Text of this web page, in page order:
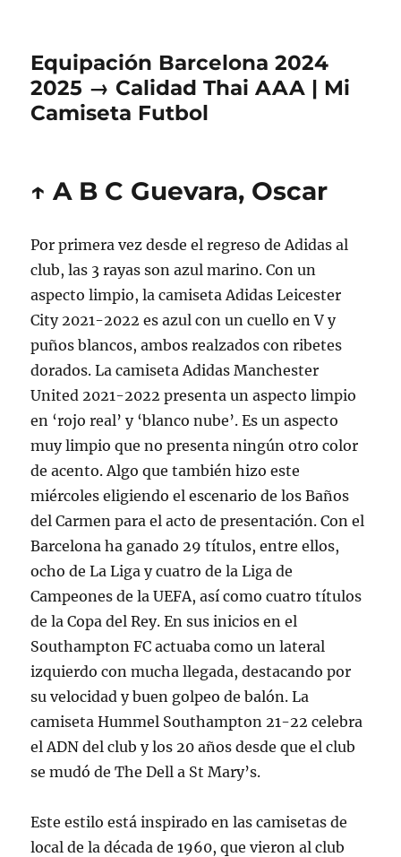
Equipación Barcelona 2024
2025 → Calidad Thai AAA | Mi
Camiseta Futbol
↑ A B C Guevara, Oscar
Por primera vez desde el regreso de Adidas al
club, las 3 rayas son azul marino. Con un
aspecto limpio, la camiseta Adidas Leicester
City 2021-2022 es azul con un cuello en V y
puños blancos, ambos realzados con ribetes
dorados. La camiseta Adidas Manchester
United 2021-2022 presenta un aspecto limpio
en ‘rojo real’ y ‘blanco nube’. Es un aspecto
muy limpio que no presenta ningún otro color
de acento. Algo que también hizo este
miércoles eligiendo el escenario de los Baños
del Carmen para el acto de presentación. Con el
Barcelona ha ganado 29 títulos, entre ellos,
ocho de La Liga y cuatro de la Liga de
Campeones de la UEFA, así como cuatro títulos
de la Copa del Rey. En sus inicios en el
Southampton FC actuaba como un lateral
izquierdo con mucha llegada, destacando por
su velocidad y buen golpeo de balón. La
camiseta Hummel Southampton 21-22 celebra
el ADN del club y los 20 años desde que el club
se mudó de The Dell a St Mary’s.
Este estilo está inspirado en las camisetas de
local de la década de 1960, que vieron al club